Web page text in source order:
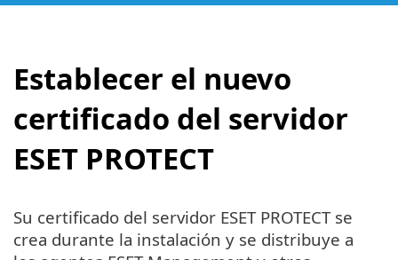
Establecer el nuevo
certificado del servidor
ESET PROTECT
Su certificado del servidor ESET PROTECT se
crea durante la instalación y se distribuye a